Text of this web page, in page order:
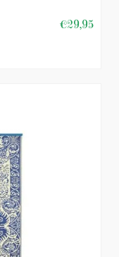
€29,95